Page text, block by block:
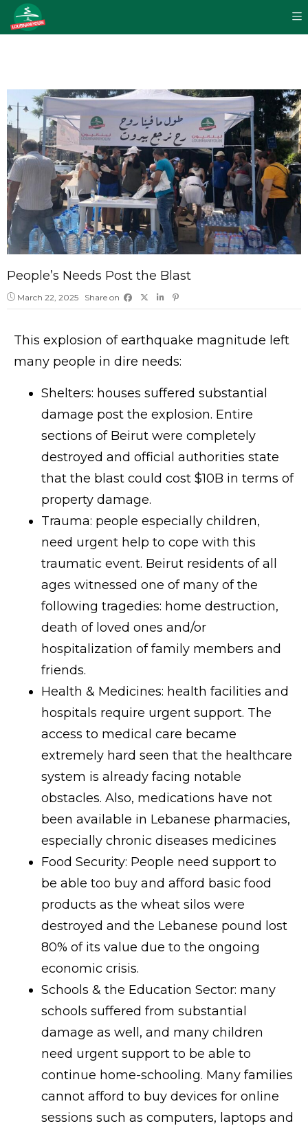
People’s Needs Post the Blast
March 22, 2025 Share on
This explosion of earthquake magnitude left
many people in dire needs:
Shelters: houses suffered substantial
damage post the explosion. Entire
sections of Beirut were completely
destroyed and official authorities state
that the blast could cost $10B in terms of
property damage.
Trauma: people especially children,
need urgent help to cope with this
traumatic event. Beirut residents of all
ages witnessed one of many of the
following tragedies: home destruction,
death of loved ones and/or
hospitalization of family members and
friends.
Health & Medicines: health facilities and
hospitals require urgent support. The
access to medical care became
extremely hard seen that the healthcare
system is already facing notable
obstacles. Also, medications have not
been available in Lebanese pharmacies,
especially chronic diseases medicines
Food Security: People need support to
be able too buy and afford basic food
products as the wheat silos were
destroyed and the Lebanese pound lost
80% of its value due to the ongoing
economic crisis.
Schools & the Education Sector: many
schools suffered from substantial
damage as well, and many children
need urgent support to be able to
continue home-schooling. Many families
cannot afford to buy devices for online
sessions such as computers, laptops and